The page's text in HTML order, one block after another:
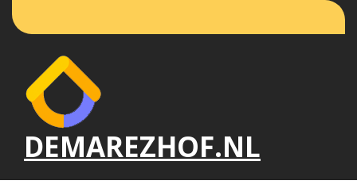
de
DEMAREZHOF.NL